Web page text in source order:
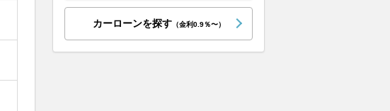
カーローンを探す（金利0.9％〜）